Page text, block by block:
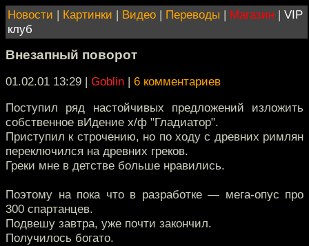
Новости | Картинки | Видео | Переводы | Магазин | VIP
клуб
Внезапный поворот
01.02.01 13:29 | Goblin | 6 комментариев
Поступил ряд настойчивых предложений изложить
собственное вИдение х/ф "Гладиатор".
Приступил к строчению, но по ходу с древних римлян
переключился на древних греков.
Греки мне в детстве больше нравились.
Поэтому на пока что в разработке — мега-опус про
300 спартанцев.
Подвешу завтра, уже почти закончил.
Получилось богато.